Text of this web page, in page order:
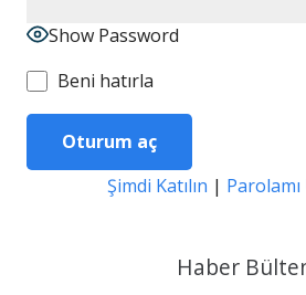
Show Password
Beni hatırla
Şimdi Katılın |
Haber